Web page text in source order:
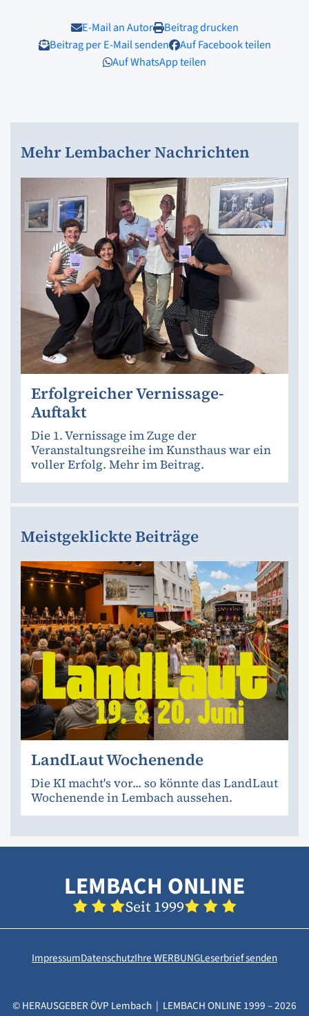
E-Mail an Autor
Beitrag drucken
Beitrag per E-Mail senden
Auf Facebook teilen
Auf WhatsApp teilen
Mehr Lembacher Nachrichten
Erfolgreicher Vernissage-
Auftakt
Die 1. Vernissage im Zuge der
Veranstaltungsreihe im Kunsthaus war ein
voller Erfolg. Mehr im Beitrag.
Meistgeklickte Beiträge
LandLaut Wochenende
Die KI macht's vor... so könnte das LandLaut
Wochenende in Lembach aussehen.
LEMBACH ONLINE
Seit 1999
ImpressumDatenschutzIhre WERBUNGLeserbrief senden
© HERAUSGEBER ÖVP Lembach | LEMBACH ONLINE 1999 – 2026